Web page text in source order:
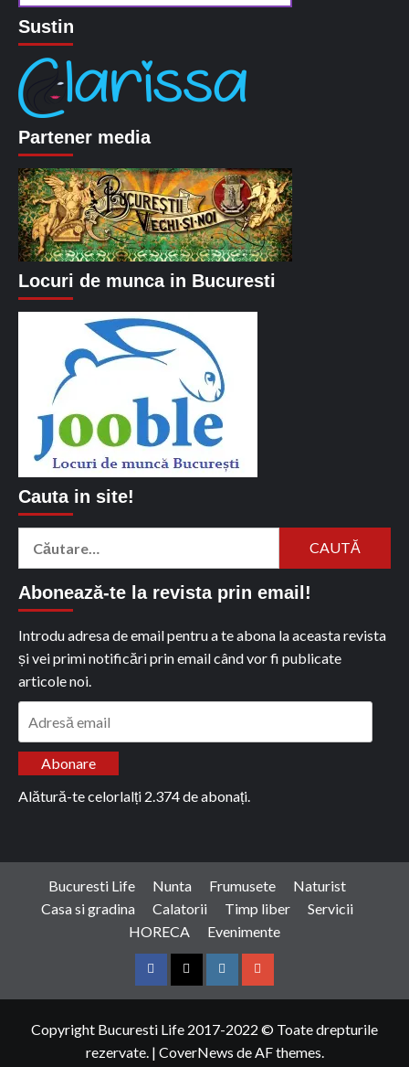
Sustin
Partener media
Locuri de munca in Bucuresti
Cauta in site!
Abonează-te la revista prin email!
Introdu adresa de email pentru a te abona la aceasta revista
și vei primi notificări prin email când vor fi publicate
articole noi.
Abonare
Alătură-te celorlalți 2.374 de abonați.
Bucuresti Life Nunta Frumusete
Naturist
Casa si gradina
Calatorii Timp liber
Servicii
HORECA
Evenimente
FacebookTwitterInstagramGoogle
Copyright Bucuresti Life 2017-2022 © Toate drepturile
rezervate. | CoverNews de AF themes.